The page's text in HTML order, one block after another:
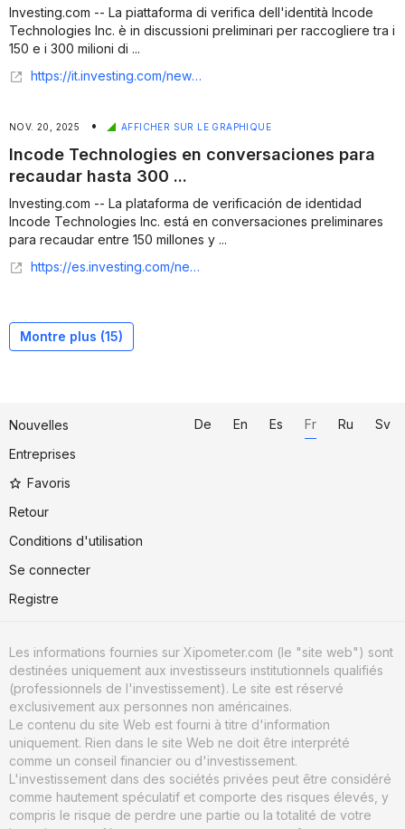
Investing.com -- La piattaforma di verifica dell'identità Incode
Technologies Inc. è in discussioni preliminari per raccogliere tra i
150 e i 300 milioni di ...
https://it.investing.com/news/company-news/incode-technologies-in-trattative-per-raccogliere-fino-a-300-milioni-di-dollari-93CH-3105914
NOV. 20, 2025 • AFFICHER SUR LE GRAPHIQUE
Incode Technologies en conversaciones para
recaudar hasta 300 ...
Investing.com -- La plataforma de verificación de identidad
Incode Technologies Inc. está en conversaciones preliminares
para recaudar entre 150 millones y ...
https://es.investing.com/news/company-news/incode-technologies-en-conversaciones-para-recaudar-hasta-300-millones-de-dolares-93CH-3403619
Montre plus (15)
Nouvelles
Entreprises
Favoris
Retour
Conditions d'utilisation
Se connecter
Registre
De En Es Fr Ru Sv
Les informations fournies sur Xipometer.com (le "site web") sont
destinées uniquement aux investisseurs institutionnels qualifiés
(professionnels de l'investissement). Le site est réservé
exclusivement aux personnes non américaines.
Le contenu du site Web est fourni à titre d'information
uniquement. Rien dans le site Web ne doit être interprété
comme un conseil financier ou d'investissement.
L'investissement dans des sociétés privées peut être considéré
comme hautement spéculatif et comporte des risques élevés, y
compris le risque de perdre une partie ou la totalité de votre